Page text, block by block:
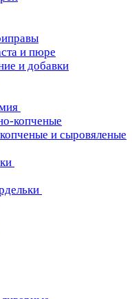
и пюре
и добавки
копченые
и сыровяленые